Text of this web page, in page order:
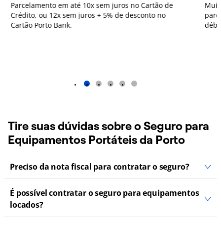
Parcelamento em até 10x sem juros no Cartão de
Crédito, ou 12x sem juros + 5% de desconto no
Cartão Porto Bank.
1 2 3 4 5
Tire suas dúvidas sobre o Seguro para
Equipamentos Portáteis da Porto
Preciso da nota fiscal para contratar o seguro?
É possível contratar o seguro para equipamentos
locados?